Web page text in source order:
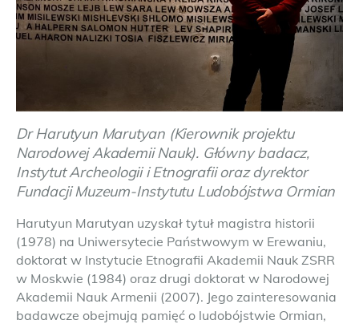
Dr Harutyun Marutyan (Kierownik projektu
Narodowej Akademii Nauk). Główny badacz,
Instytut Archeologii i Etnografii oraz dyrektor
Fundacji Muzeum-Instytutu Ludobójstwa Ormian
Harutyun Marutyan uzyskał tytuł magistra historii
(1978) na Uniwersytecie Państwowym w Erewaniu,
doktorat w Instytucie Etnografii Akademii Nauk ZSRR
w Moskwie (1984) oraz drugi doktorat w Narodowej
Akademii Nauk Armenii (2007). Jego zainteresowania
badawcze obejmują pamięć o ludobójstwie Ormian,